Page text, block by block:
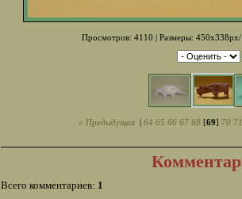
Просмотров: 4110 | Размеры:
« Предыдущая 64 65 66 67 68 [69] 70 71
Всего комментариев: 1